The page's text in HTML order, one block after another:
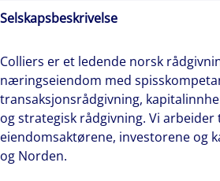
Selskapsbeskrivelse
Colliers er et ledende norsk
næringseiendom med
transaksjonsrådgivning,
og strategisk rådgivning. Vi
eiendomsaktørene, investorene og
og Norden.